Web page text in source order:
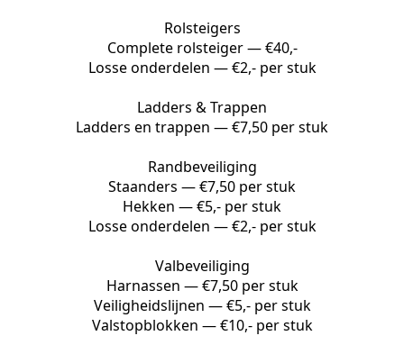
Rolsteigers
Complete rolsteiger — €40,-
Losse onderdelen — €2,- per stuk
Ladders & Trappen
Ladders en trappen — €7,50 per stuk
Randbeveiliging
Staanders — €7,50 per stuk
Hekken — €5,- per stuk
Losse onderdelen — €2,- per stuk
Valbeveiliging
Harnassen — €7,50 per stuk
Veiligheidslijnen — €5,- per stuk
Valstopblokken — €10,- per stuk